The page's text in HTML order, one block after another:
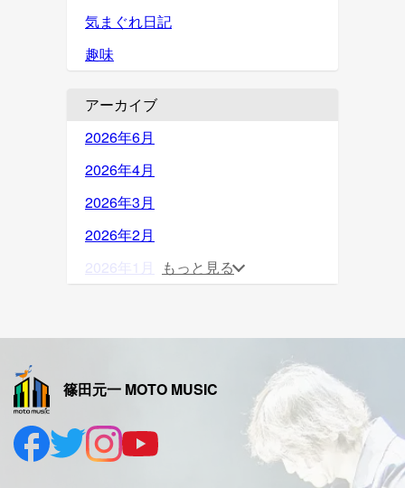
気まぐれ日記
趣味
アーカイブ
2026年6月
2026年4月
2026年3月
2026年2月
2026年1月
2025年9月
2025年8月
2025年7月
もっと見る
篠田元一 MOTO MUSIC